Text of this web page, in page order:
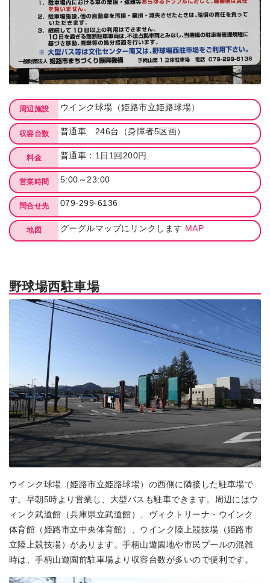
周辺施設 ウインク球場（姫路市立姫路球場）
収容台数 普通車 246台（身障者5区画）
料金 普通車：1日1回200円
営業時間 5:00～23:00
問合せ先 079-299-6136
地図 グーグルマップにリンクします MAP
野球場西駐車場
ウインク球場（姫路市立姫路球場）の西側に隣接した駐車場で
す。早朝5時より営業し、大型バスも駐車できます。周辺にはウ
ィンク武道館（兵庫県立武道館）、ヴィクトリーナ・ウインク
体育館（姫路市立中央体育館）、ウインク陸上競技場（姫路市
立陸上競技場）があります。手柄山遊園地や市民プールの混雑
時は、手柄山遊園前駐車場より収容台数が多いので便利です。